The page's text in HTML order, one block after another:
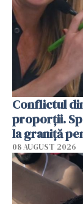
Conflictul
proporții.
la graniță
08 AUGUST 2026